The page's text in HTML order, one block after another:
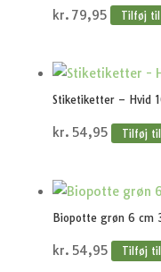
kr. 79,95 Tilføj
Stiketiketter – Hvid
kr. 54,95 Tilføj
Biopotte grøn 6 cm
kr. 54,95 Tilføj